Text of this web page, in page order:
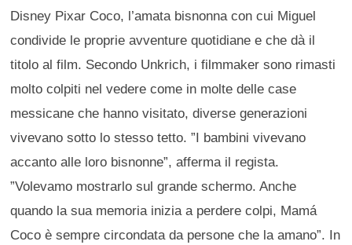
Disney Pixar Coco, l’amata bisnonna con cui Miguel
condivide le proprie avventure quotidiane e che dà il
titolo al film. Secondo Unkrich, i filmmaker sono rimasti
molto colpiti nel vedere come in molte delle case
messicane che hanno visitato, diverse generazioni
vivevano sotto lo stesso tetto. ”I bambini vivevano
accanto alle loro bisnonne”, afferma il regista.
”Volevamo mostrarlo sul grande schermo. Anche
quando la sua memoria inizia a perdere colpi, Mamá
Coco è sempre circondata da persone che la amano”. In